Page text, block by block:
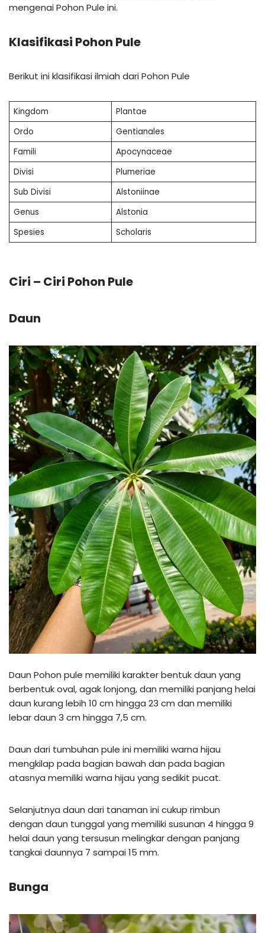
mengenai Pohon Pule ini.
Klasifikasi Pohon Pule
Berikut ini klasifikasi ilmiah dari Pohon Pule
Kingdom
Plantae
Ordo
Gentianales
Famili
Apocynaceae
Divisi
Plumeriae
Sub Divisi
Alstoniinae
Genus
Alstonia
Spesies
Scholaris
Ciri – Ciri Pohon Pule
Daun
Daun Pohon pule memiliki karakter bentuk daun yang
berbentuk oval, agak lonjong, dan memiliki panjang helai
daun kurang lebih 10 cm hingga 23 cm dan memiliki
lebar daun 3 cm hingga 7,5 cm.
Daun dari tumbuhan pule ini memiliki warna hijau
mengkilap pada bagian bawah dan pada bagian
atasnya memiliki warna hijau yang sedikit pucat.
Selanjutnya daun dari tanaman ini cukup rimbun
dengan daun tunggal yang memiliki susunan 4 hingga 9
helai daun yang tersusun melingkar dengan panjang
tangkai daunnya 7 sampai 15 mm.
Bunga